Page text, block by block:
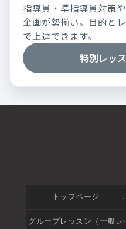
指導員・準指導員対策
企画が勢揃い。目的と
で上達できます。
特別レッ
トップページ
グループレッスン（一般レ